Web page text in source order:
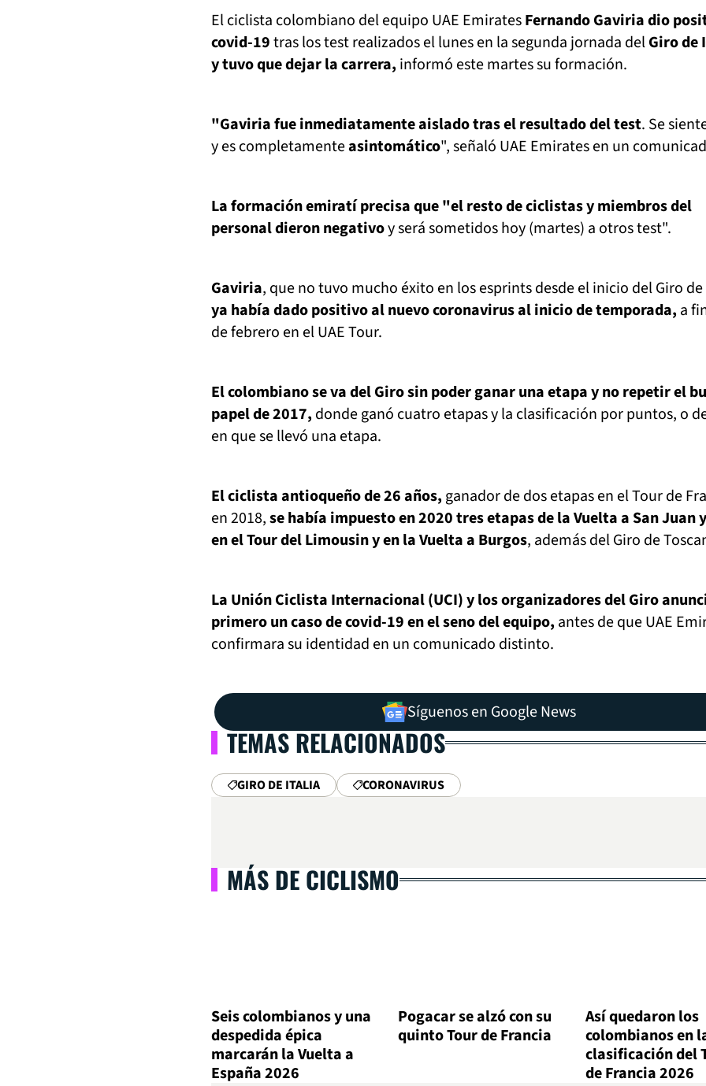
El ciclista colombiano del equipo UAE EmiratesFernando Gaviria dio
covid-19tras los test realizados el lunes en la segunda jornada delGiro de
y tuvo que dejar la carrera, informó este martes su formación.
"Gaviria fue inmediatamente aislado tras el resultado del test. Se
y es completamenteasintomático", señaló UAE Emirates en un
La formación emiratí precisa que "el resto de ciclistas y miembros del
personal dieron negativoy será sometidos hoy (martes) a otros test".
Gaviria, que no tuvo mucho éxito en los esprints desde el inicio del Giro
ya había dado positivo al nuevo coronavirus al inicio de temporada, a
de febrero en el UAE Tour.
El colombiano se va del Giro sin poder ganar una etapa y no repetir el
papel de 2017, donde ganó cuatro etapas y la clasificación por puntos, o
en que se llevó una etapa.
El ciclista antioqueño de 26 años, ganador de dos etapas en el Tour de
en 2018,se había impuesto en 2020 tres etapas de la Vuelta a San Juan
en el Tour del Limousin y en la Vuelta a Burgos, además del Giro de
La Unión Ciclista Internacional (UCI) y los organizadores del Giro
primero un caso de covid-19 en el seno del equipo, antes de que UAE
confirmara su identidad en un comunicado distinto.
Síguenos en Google News
TEMAS RELACIONADOS
GIRO DE ITALIA CORONAVIRUS
MÁS DE CICLISMO
Seis colombianos y una
despedida épica
marcarán la Vuelta a
España 2026
Pogacar se alzó con su
quinto Tour de Francia
Así quedaron los
colombianos en
clasificación del
de Francia 2026